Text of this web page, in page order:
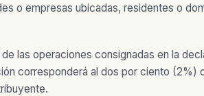
o empresas ubicadas, residentes o
las operaciones consignadas en la
corresponderá al dos por ciento (2%)